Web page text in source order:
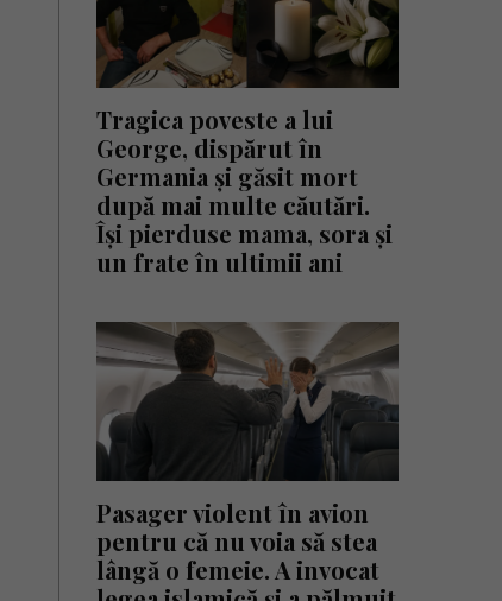
Tragica poveste a lui
George, dispărut în
Germania și găsit mort
după mai multe căutări.
Își pierduse mama, sora și
un frate în ultimii ani
Pasager violent în avion
pentru că nu voia să stea
lângă o femeie. A invocat